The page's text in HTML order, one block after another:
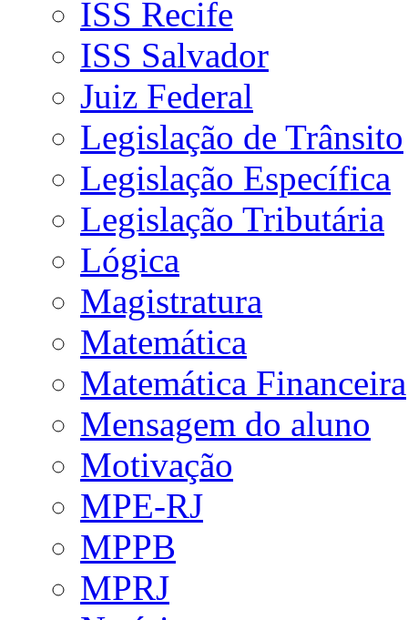
ISS Recife
ISS Salvador
Juiz Federal
Legislação de Trânsito
Legislação Específica
Legislação Tributária
Lógica
Magistratura
Matemática
Matemática Financeira
Mensagem do aluno
Motivação
MPE-RJ
MPPB
MPRJ